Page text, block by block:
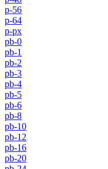
p-56
p-64
p-px
pb-0
pb-1
pb-2
pb-3
pb-4
pb-5
pb-6
pb-8
pb-10
pb-12
pb-16
pb-20